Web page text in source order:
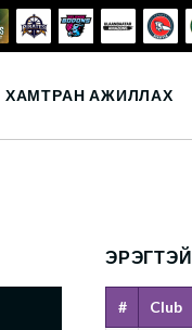
ХАМТРАН АЖИЛЛАХ
ЭРЭГТЭЙ
# Club